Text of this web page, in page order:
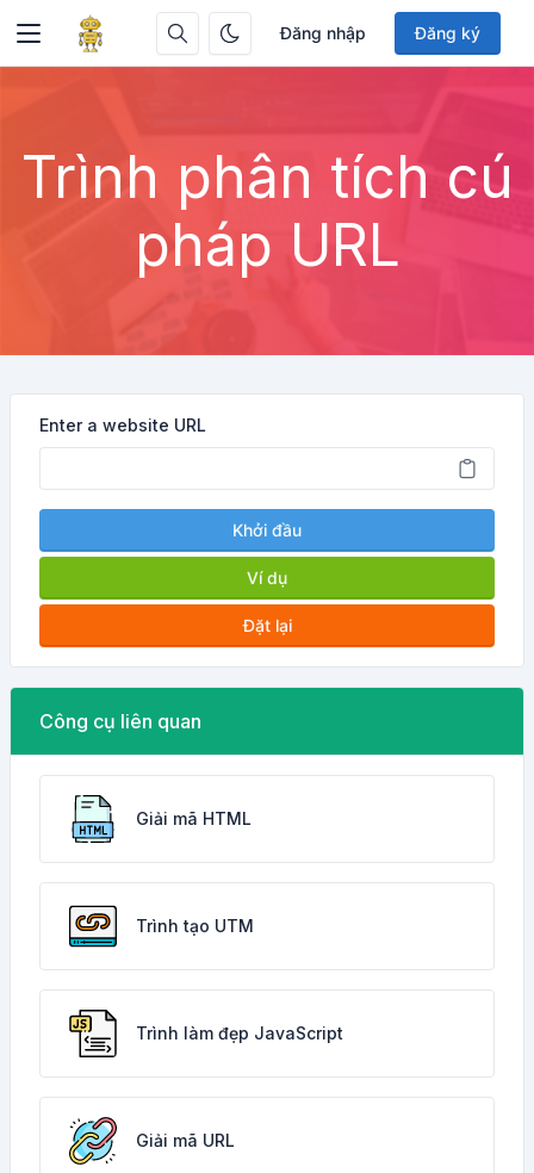
Đăng nhập Đăng ký
Trình phân tích cú
pháp URL
Enter a website URL
Khởi đầu
Ví dụ
Đặt lại
Công cụ liên quan
Giải mã HTML
Trình tạo UTM
Trình làm đẹp JavaScript
Giải mã URL